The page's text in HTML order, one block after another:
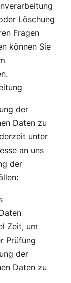
Löschung
Fragen
können Sie
der
Daten zu
unter
an uns
der
Zeit, um
Prüfung
der
Daten zu